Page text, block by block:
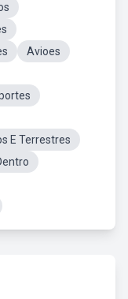
Avioes
E Terrestres